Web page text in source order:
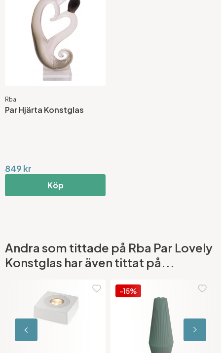
Rba
Par Hjärta Konstglas
849 kr
Köp
Andra som tittade på Rba Par Lovely
Konstglas har även tittat på...
-15%